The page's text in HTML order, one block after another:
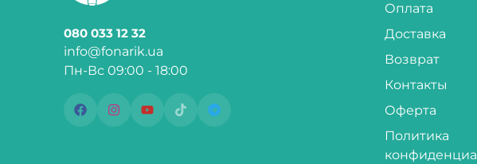
080 033 12 32
info@fonarik.ua
Пн-Вс 09:00 - 18:00
Оплата
Доставка
Возврат
Контакты
Оферта
Политика